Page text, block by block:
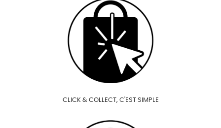
CLICK & COLLECT, C'EST SIMPLE